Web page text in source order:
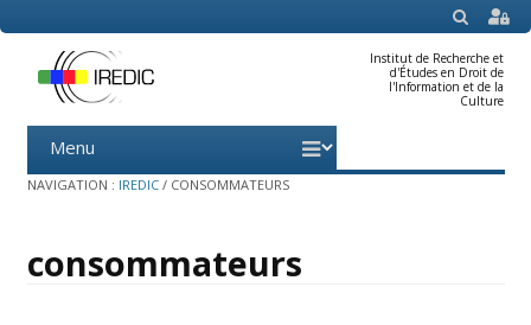
SEARCH
Institut de Recherche et
d'Études en Droit de
l'Information et de la
Culture
Menu
content
NAVIGATION : IREDIC / CONSOMMATEURS
consommateurs